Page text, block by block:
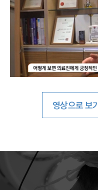
영상으로 보기